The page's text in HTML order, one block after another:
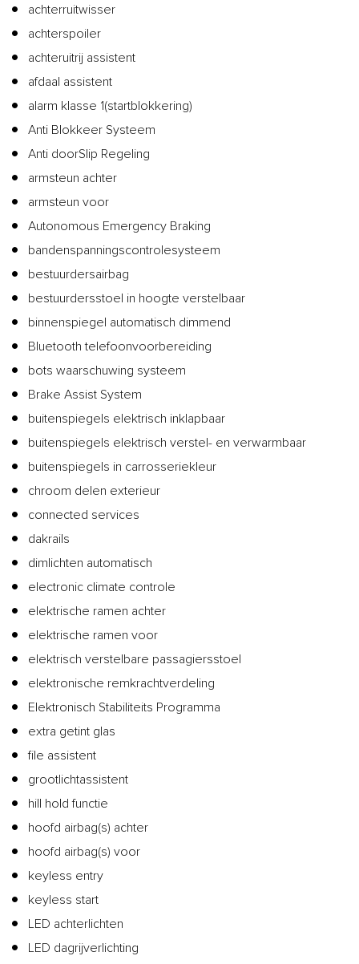
achterruitwisser
achterspoiler
achteruitrij assistent
afdaal assistent
alarm klasse 1(startblokkering)
Anti Blokkeer Systeem
Anti doorSlip Regeling
armsteun achter
armsteun voor
Autonomous Emergency Braking
bandenspanningscontrolesysteem
bestuurdersairbag
bestuurdersstoel in hoogte verstelbaar
binnenspiegel automatisch dimmend
Bluetooth telefoonvoorbereiding
bots waarschuwing systeem
Brake Assist System
buitenspiegels elektrisch inklapbaar
buitenspiegels elektrisch verstel- en verwarmbaar
buitenspiegels in carrosseriekleur
chroom delen exterieur
connected services
dakrails
dimlichten automatisch
electronic climate controle
elektrische ramen achter
elektrische ramen voor
elektrisch verstelbare passagiersstoel
elektronische remkrachtverdeling
Elektronisch Stabiliteits Programma
extra getint glas
file assistent
grootlichtassistent
hill hold functie
hoofd airbag(s) achter
hoofd airbag(s) voor
keyless entry
keyless start
LED achterlichten
LED dagrijverlichting